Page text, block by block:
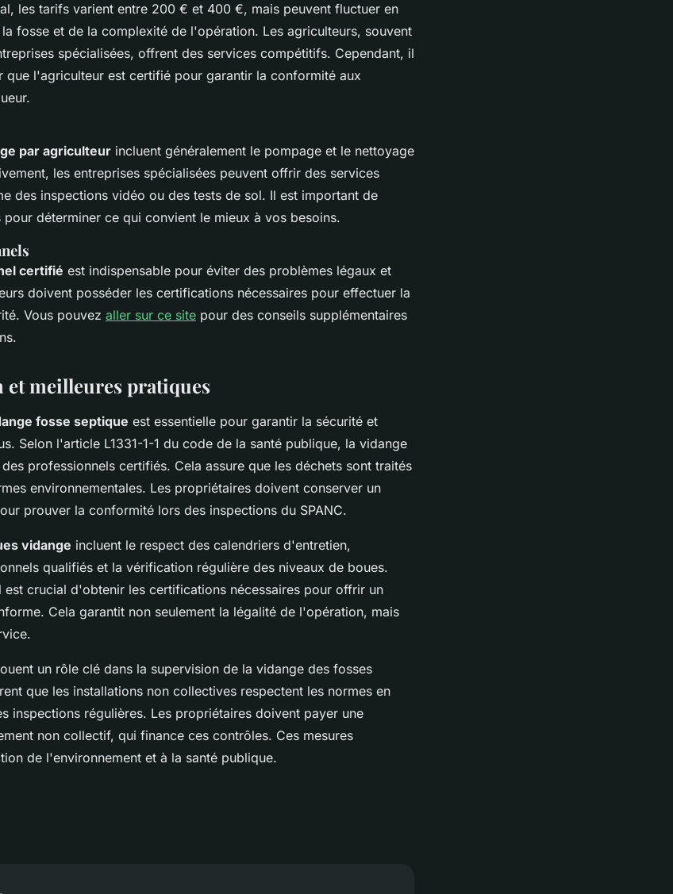
les tarifs varient entre 200 € et 400 €, mais peuvent fluctuer en
fosse et de la complexité de l'opération. Les agriculteurs, souvent
spécialisées, offrent des services compétitifs. Cependant, il
que l'agriculteur est certifié pour garantir la conformité aux
par agriculteur incluent généralement le pompage et le nettoyage
les entreprises spécialisées peuvent offrir des services
des inspections vidéo ou des tests de sol. Il est important de
déterminer ce qui convient le mieux à vos besoins.
certifié est indispensable pour éviter des problèmes légaux et
doivent posséder les certifications nécessaires pour effectuer la
Vous pouvez aller sur ce site pour des conseils supplémentaires
et meilleures pratiques
fosse septique est essentielle pour garantir la sécurité et
Selon l'article L1331-1-1 du code de la santé publique, la vidange
professionnels certifiés. Cela assure que les déchets sont traités
environnementales. Les propriétaires doivent conserver un
prouver la conformité lors des inspections du SPANC.
vidange incluent le respect des calendriers d'entretien,
qualifiés et la vérification régulière des niveaux de boues.
est crucial d'obtenir les certifications nécessaires pour offrir un
Cela garantit non seulement la légalité de l'opération, mais
un rôle clé dans la supervision de la vidange des fosses
que les installations non collectives respectent les normes en
inspections régulières. Les propriétaires doivent payer une
non collectif, qui finance ces contrôles. Ces mesures
de l'environnement et à la santé publique.